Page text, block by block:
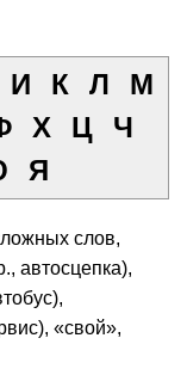
И К Л
М
Х Ц
Ч
Я
слов,
автосцепка),
«свой»,